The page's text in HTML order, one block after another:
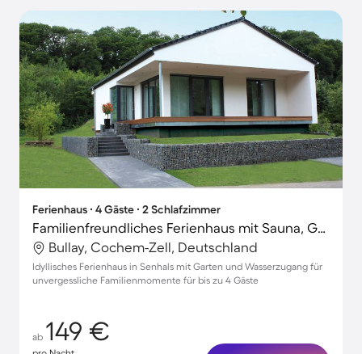
Ferienhaus ∙ 4 Gäste ∙ 2 Schlafzimmer
Familienfreundliches Ferienhaus mit Sauna, Grill und Garten
Bullay, Cochem-Zell, Deutschland
Idyllisches Ferienhaus in Senhals mit Garten und Wasserzugang für
unvergessliche Familienmomente für bis zu 4 Gäste
ab 149 €